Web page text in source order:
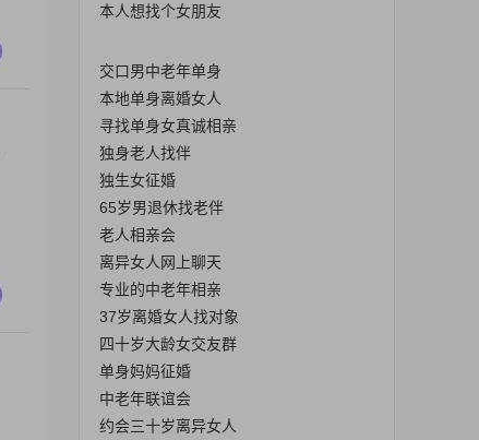
本人想找个女朋友
交口男中老年单身
本地单身离婚女人
寻找单身女真诚相亲
独身老人找伴
独生女征婚
65岁男退休找老伴
老人相亲会
离异女人网上聊天
专业的中老年相亲
37岁离婚女人找对象
四十岁大龄女交友群
单身妈妈征婚
中老年联谊会
约会三十岁离异女人